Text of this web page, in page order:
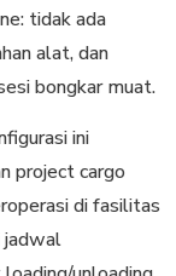
tidak ada
alat, dan
bongkar muat.
ini
project cargo
di fasilitas
jadwal